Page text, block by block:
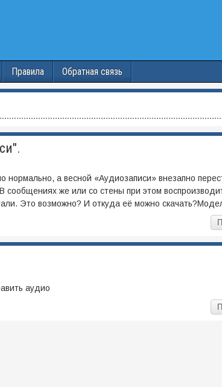
Правила Обратная связь
нормально, а весной «Аудиозаписи» внезапно
сообщениях же или со стены при этом
Это возможно? И откуда её можно
аудио